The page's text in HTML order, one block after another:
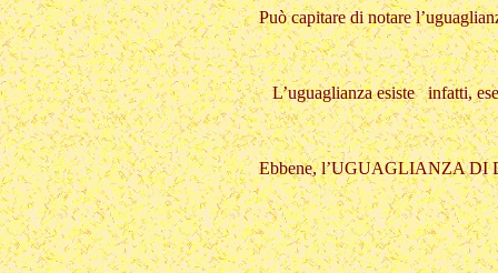
Può capitare di notare
L’uguaglianza esiste infatti,
Ebbene, l’UGUAGLIANZA DI